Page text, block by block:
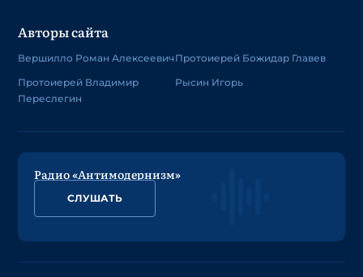
Авторы сайта
Вершилло Роман Алексеевич
Протоиерей Владимир
Переслегин
Протоиерей Божидар Главев
Рысин Игорь
Радио «Антимодернизм»
СЛУШАТЬ